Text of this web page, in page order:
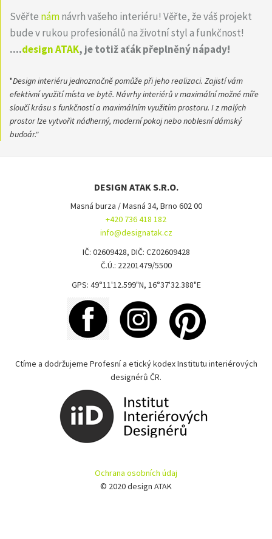
Svěřte námnávrh vašeho interiéru! Věřte, že váš projekt
bude v rukou profesionálů na životní styl a funkčnost!
....design ATAK, je totiž aťák přeplněný nápady!
"Design interiéru jednoznačně pomůže při jeho realizaci. Zajistí vám
efektivní využití místa ve bytě. Návrhy interiérů v maximální možné míře
sloučí krásu s funkčností a maximálním využitím prostoru. I z malých
prostor lze vytvořit nádherný, moderní pokoj nebo noblesní dámský
budoár."
DESIGN ATAK S.R.O.
Masná burza / Masná 34, Brno 602 00
+420 736 418 182
info@designatak.cz
IČ: 02609428, DIČ: CZ02609428
Č.Ú.: 22201479/5500
GPS: 49°11'12.599"N, 16°37'32.388"E
Ctíme a dodržujeme Profesní a etický kodex Institutu interiérových
designérů ČR.
Ochrana osobních údaj
© 2020 design ATAK